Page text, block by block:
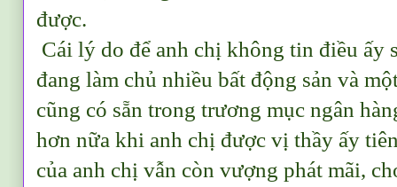
được.
Cái lý do để anh chị không tin điều ấy
đang làm chủ nhiều bất động sản và
cũng có sẵn trong trương mục ngân
hơn nữa khi anh chị được vị thầy ấy
của anh chị vẫn còn vượng phát mãi,